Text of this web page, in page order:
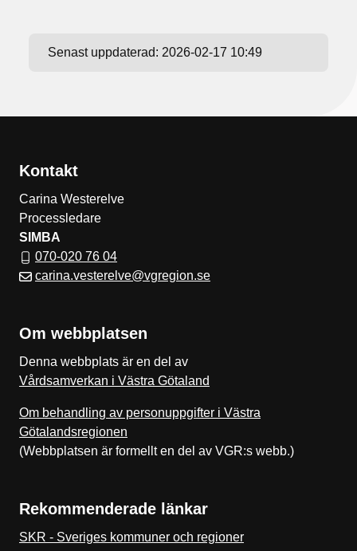
Senast uppdaterad: 2026-02-17 10:49
Kontakt
Carina Westerelve
Processledare
SIMBA
070-020 76 04
carina.vesterelve@vgregion.se
Om webbplatsen
Denna webbplats är en del av
Vårdsamverkan i Västra Götaland
Om behandling av personuppgifter i Västra
Götalandsregionen
(Webbplatsen är formellt en del av VGR:s webb.)
Rekommenderade länkar
SKR - Sveriges kommuner och regioner